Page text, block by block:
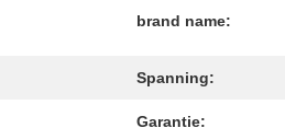
brand name:
Spanning:
Garantie: